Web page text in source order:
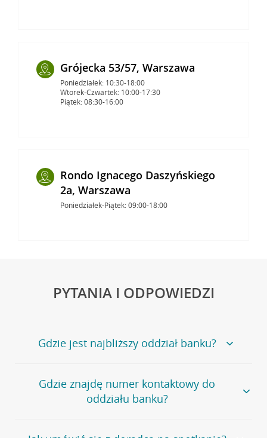
Grójecka 53/57, Warszawa
Poniedziałek: 10:30-18:00
Wtorek-Czwartek: 10:00-17:30
Piątek: 08:30-16:00
Rondo Ignacego Daszyńskiego
2a, Warszawa
Poniedziałek-Piątek: 09:00-18:00
PYTANIA I ODPOWIEDZI
Gdzie jest najbliższy oddział banku?
Jeśli szukasz oddziału naszego banku, zapraszamy na
stronęPlacówki i bankomaty, na której znajduje się
wygodna wyszukiwarka.
oddziałów
Gdzie znajdę numer kontaktowy do
oddziału banku?
Bank Credit Agricole nie udostępnia ogólnego numeru